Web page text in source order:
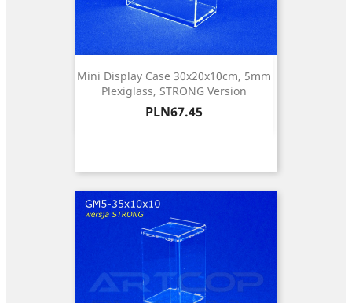
Mini Display Case 30x20x10cm, 5mm
Plexiglass, STRONG Version
Price
PLN67.45